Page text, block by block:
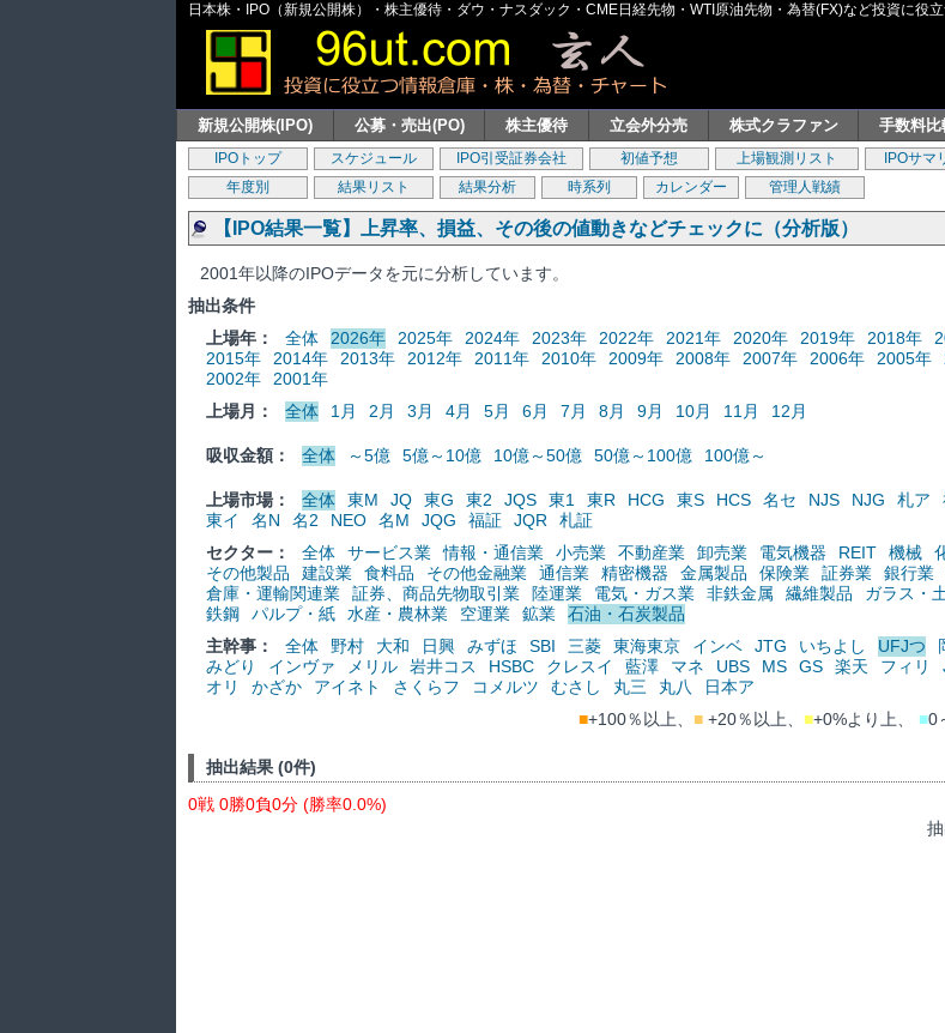
日本株・IPO（新規公開株）・株主優待・ダウ・ナスダック・CME日経先物・WTI原油先物・為替(FX)など投資に役
新規公開株(IPO) 公募・売出(PO) 株主優待 立会外分売 株式クラファン 手数料比
IPOトップ スケジュール IPO引受証券会社 初値予想 上場観測リスト
IPOサマ
年度別
結果リスト 結果分析 時系列 カレンダー 管理人戦績
【IPO結果一覧】上昇率、損益、その後の値動きなどチェックに（分析版）
2001年以降のIPOデータを元に分析しています。
抽出条件
上場年：
全体 2026年 2025年 2024年 2023年 2022年 2021年 2020年 2019年 2018年
2015年
2014年 2013年 2012年 2011年 2010年 2009年 2008年 2007年 2006年 2005年
2002年
2001年
上場月：
全体 1月 2月 3月 4月 5月 6月 7月 8月 9月 10月 11月 12月
吸収金額： 全体 ～5億 5億～10億 10億～50億 50億～100億 100億～
上場市場： 全体 東M JQ 東G 東2 JQS 東1 東R HCG 東S HCS 名セ NJS NJG 札ア
東イ
名N 名2 NEO 名M JQG 福証 JQR
札証
セクター：
全体 サービス業 情報・通信業 小売業 不動産業 卸売業 電気機器 REIT 機械
その他製品
建設業 食料品 その他金融業 通信業 精密機器 金属製品 保険業 証券業 銀行業
倉庫・運輸関連業
証券、商品先物取引業 陸運業 電気・ガス業 非鉄金属 繊維製品 ガラス・
鉄鋼
パルプ・紙 水産・農林業 空運業 鉱業
石油・石炭製品
主幹事：
全体 野村 大和 日興 みずほ SBI 三菱 東海東京 インベ JTG いちよし UFJつ
みどり
インヴァ メリル 岩井コス HSBC クレスイ 藍澤 マネ UBS MS GS 楽天 フィリ
オリ
かざか アイネト さくらフ コメルツ むさし 丸三 丸八
日本ア
■+100％以上、 ■+20％以上、 ■+0%より上、 ■0
抽出結果 (0件)
0戦 0勝0負0分 (勝率0.0%)